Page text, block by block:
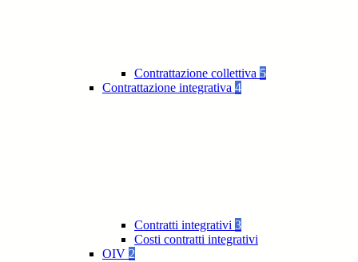
Contrattazione collettiva 5
Contrattazione integrativa 4
Contratti integrativi 3
Costi contratti integrativi
OIV 2